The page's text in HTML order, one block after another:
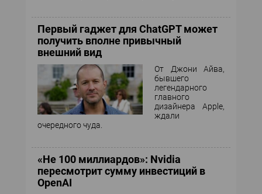
Первый гаджет для ChatGPT может
получить вполне привычный
внешний вид
От Джони Айва,
бывшего
легендарного
главного
дизайнера Apple,
ждали
очередного чуда.
«Не 100 миллиардов»: Nvidia
пересмотрит сумму инвестиций в
OpenAI